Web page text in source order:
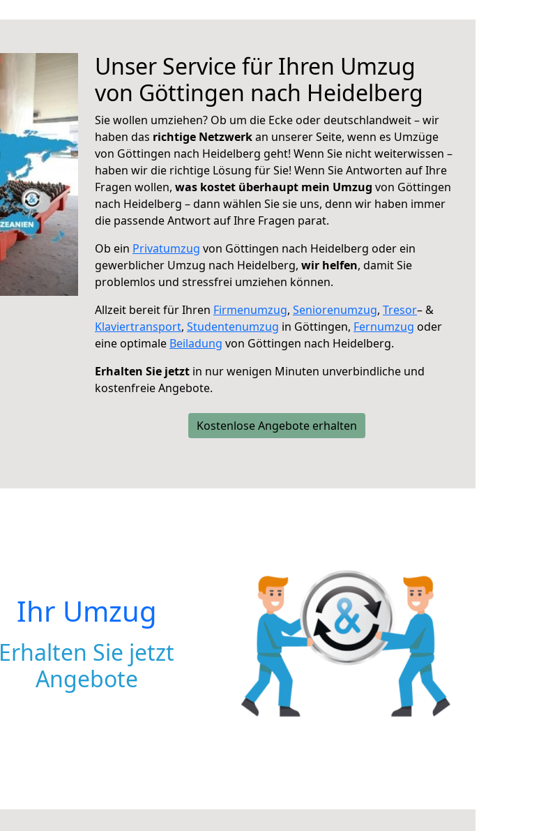
Unser Service für Ihren Umzug
von Göttingen nach Heidelberg
Sie wollen umziehen? Ob um die Ecke oder deutschlandweit – wir
haben das richtige Netzwerkan unserer Seite, wenn es Umzüge
von Göttingen nach Heidelberg geht! Wenn Sie nicht weiterwissen –
haben wir die richtige Lösung für Sie! Wenn Sie Antworten auf Ihre
Fragen wollen, was kostet überhaupt mein Umzug von Göttingen
nach Heidelberg – dann wählen Sie sie uns, denn wir haben immer
die passende Antwort auf Ihre Fragen parat.
Ob ein Privatumzug von Göttingen nach Heidelberg oder ein
gewerblicher Umzug nach Heidelberg, wir helfen, damit Sie
problemlos und stressfrei umziehen können.
Allzeit bereit für Ihren Firmenumzug, Seniorenumzug, Tresor– &
Klaviertransport, Studentenumzug in Göttingen, Fernumzug oder
eine optimale Beiladung von Göttingen nach Heidelberg.
Erhalten Sie jetzt in nur wenigen Minuten unverbindliche und
kostenfreie Angebote.
Kostenlose Angebote erhalten
Ihr Umzug
Erhalten Sie jetzt
Angebote